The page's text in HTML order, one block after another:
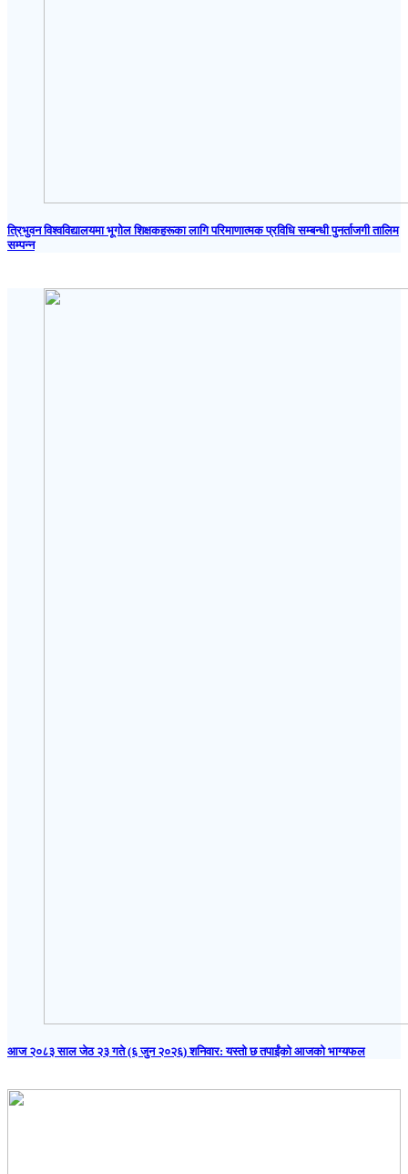
त्रिभुवन विश्वविद्यालयमा भूगोल शिक्षकहरूका लागि परिमाणात्मक प्रविधि सम्बन्धी पुनर्ताजगी तालिम
सम्पन्न
आज २०८३ साल जेठ २३ गते (६ जुन २०२६) शनिवार: यस्तो छ तपाईंको आजको भाग्यफल